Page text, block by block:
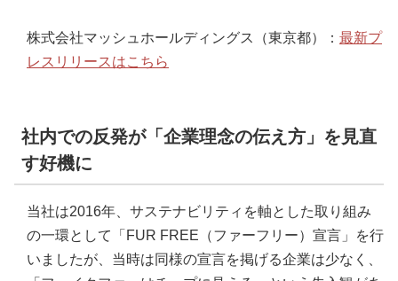
株式会社マッシュホールディングス（東京都）： 最新プ
レスリリースはこちら
社内での反発が「企業理念の伝え方」を見直
す好機に
当社は2016年、サステナビリティを軸とした取り組み
の一環として「FUR FREE（ファーフリー）宣言」を行
いましたが、当時は同様の宣言を掲げる企業は少なく、